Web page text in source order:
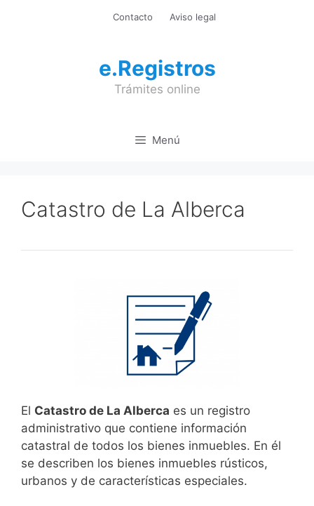
Contacto Aviso legal
e.Registros
Trámites online
Menú
Catastro de La Alberca
El Catastro de La Alberca es un registro
administrativo que contiene información
catastral de todos los bienes inmuebles. En él
se describen los bienes inmuebles rústicos,
urbanos y de características especiales.